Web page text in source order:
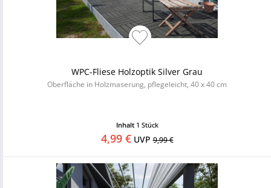
WPC-Fliese Holzoptik Silver Grau
Oberfläche in Holzmaserung, pflegeleicht, 40 x 40 cm
Inhalt 1 Stück
4,99 €UVP9,99 €